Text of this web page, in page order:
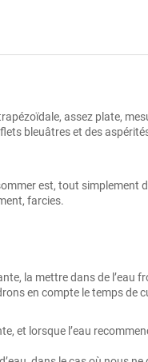
assez plate,
bleuâtres et des
est, tout simplement
farcies.
la mettre dans de l’eau
en compte le temps de
et lorsque l’eau